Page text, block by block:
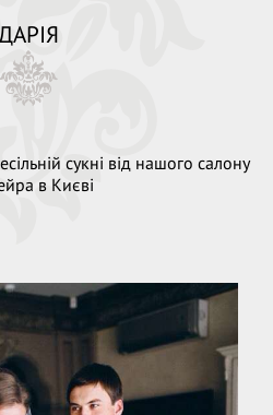
сукні від нашого салону
в Києві